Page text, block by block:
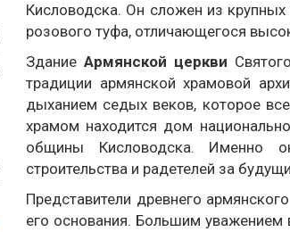
Кисловодска. Он сложен из
розового туфа, отличающегося
ЗданиеАрмянской церкви
традиции армянской храмовой
дыханием седых веков, которое
храмом находится дом
общины Кисловодска. Именно
строительства и радетелей за
Представители древнего
его основания. Большим уважением